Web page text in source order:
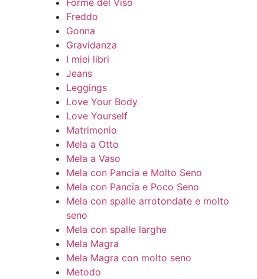
Freddo
Gonna
Gravidanza
I miei libri
Jeans
Leggings
Love Your Body
Love Yourself
Matrimonio
Mela a Otto
Mela a Vaso
Mela con Pancia e Molto Seno
Mela con Pancia e Poco Seno
Mela con spalle arrotondate e molto
seno
Mela con spalle larghe
Mela Magra
Mela Magra con molto seno
Metodo